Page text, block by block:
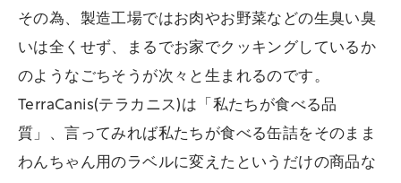
その為、製造工場ではお肉やお野菜などの生臭い臭
いは全くせず、まるでお家でクッキングしているか
のようなごちそうが次々と生まれるのです。
TerraCanis(テラカニス)は「私たちが食べる品
質」、言ってみれば私たちが食べる缶詰をそのまま
わんちゃん用のラベルに変えたというだけの商品な